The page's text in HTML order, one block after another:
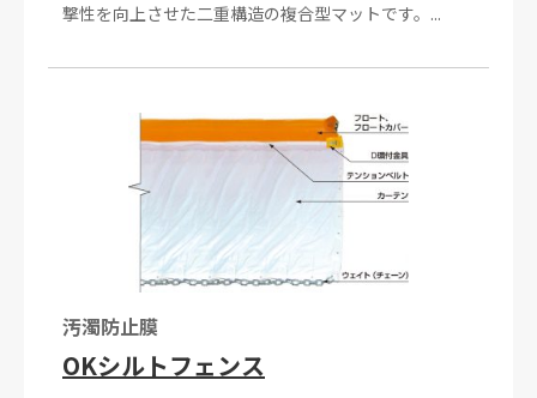
撃性を向上させた二重構造の複合型マットです。...
汚濁防止膜
OKシルトフェンス